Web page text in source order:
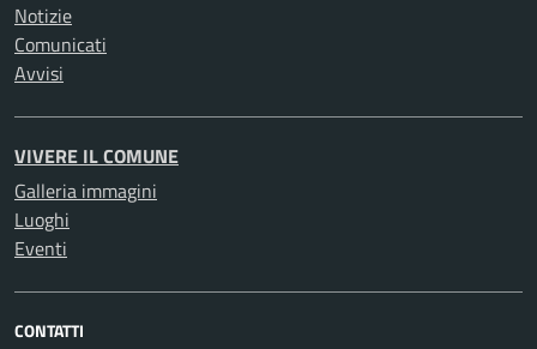
Notizie
Comunicati
Avvisi
VIVERE IL COMUNE
Galleria immagini
Luoghi
Eventi
CONTATTI